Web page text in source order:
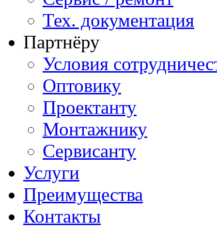
Тех. документация
Партнёру
Условия
Оптовику
Проектанту
Монтажнику
Сервисанту
Услуги
Преимущества
Контакты